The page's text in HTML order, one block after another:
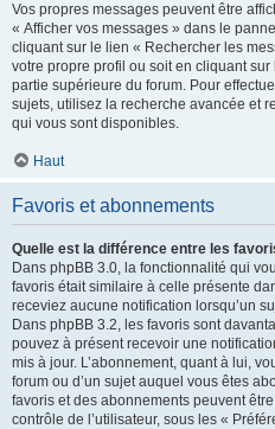
Vos propres messages peuvent être
« Afficher vos messages » dans le
cliquant sur le lien « Rechercher les
votre propre profil ou soit en cliquant
partie supérieure du forum. Pour
sujets, utilisez la recherche avancée et
qui vous sont disponibles.
Haut
Favoris et abonnements
Quelle est la différence entre les
Dans phpBB 3.0, la fonctionnalité qui
favoris était similaire à celle présente
receviez aucune notification lorsqu’un
Dans phpBB 3.2, les favoris sont
pouvez à présent recevoir une
mis à jour. L’abonnement, quant à lui,
forum ou d’un sujet auquel vous êtes
favoris et des abonnements peuvent
contrôle de l’utilisateur, sous les «